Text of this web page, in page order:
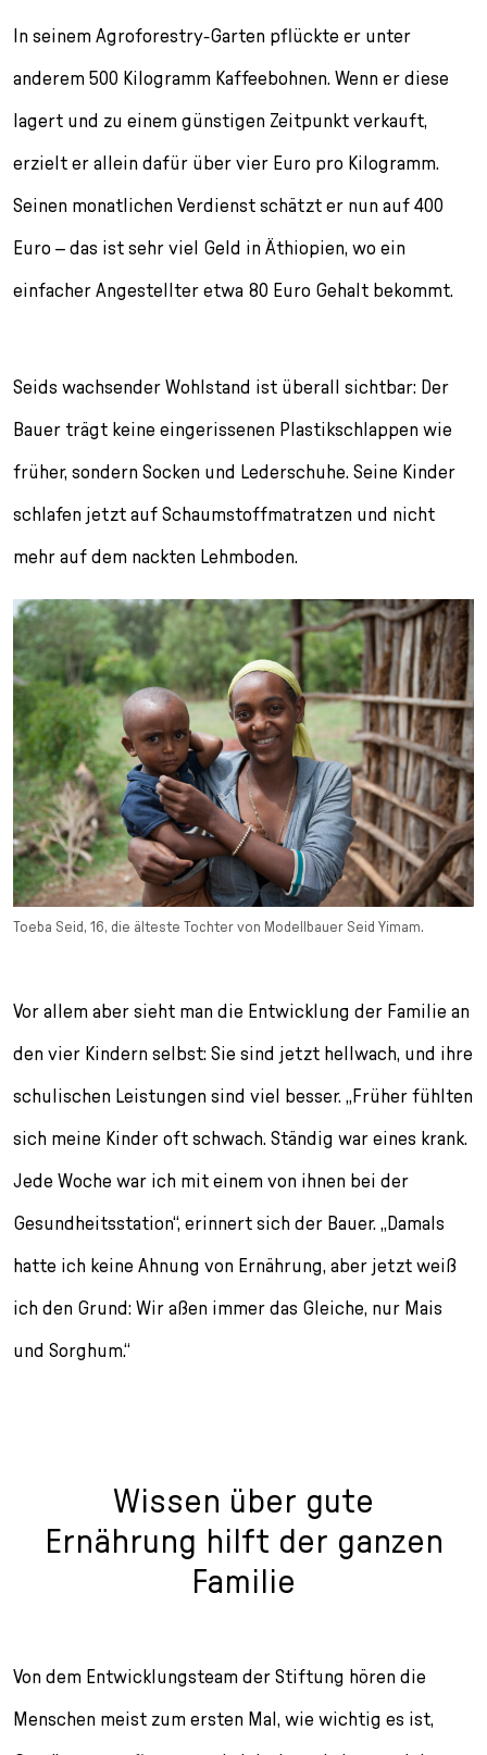
In seinem Agroforestry-Garten pflückte er unter
anderem 500 Kilo­gramm Kaffeebohnen. Wenn er diese
lagert und zu einem günstigen Zeitpunkt verkauft,
erzielt er allein dafür über vier Euro pro Kilogramm.
Seinen monatlichen Verdienst schätzt er nun auf 400
Euro – das ist sehr viel Geld in Äthiopien, wo ein
einfacher Angestellter etwa 80 Euro Gehalt bekommt.
Seids wachsender Wohlstand ist überall sichtbar: Der
Bauer trägt keine eingerissenen Plastikschlappen wie
früher, sondern Socken und Lederschuhe. Seine Kinder
schlafen jetzt auf Schaum­stoffmatratzen und nicht
mehr auf dem nackten Lehmboden.
Toeba Seid, 16, die älteste Tochter von Modellbauer Seid Yimam.
Vor allem aber sieht man die Entwicklung der Familie an
den vier Kindern selbst: Sie sind jetzt hellwach, und ihre
schulischen Leistungen sind viel besser. „Früher fühlten
sich meine Kinder oft schwach. Ständig war eines krank.
Jede Woche war ich mit einem von ihnen bei der
Gesundheitsstation“, erinnert sich der Bauer. „Damals
hatte ich keine Ahnung von Ernährung, aber jetzt weiß
ich den Grund: Wir aßen immer das Gleiche, nur Mais
und Sorghum.“
Wissen über gute
Ernährung hilft der ganzen
Familie
Von dem Entwicklungsteam der Stiftung hören die
Menschen meist zum ersten Mal, wie wichtig es ist,